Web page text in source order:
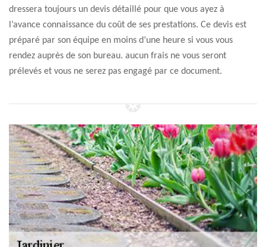
dressera toujours un devis détaillé pour que vous ayez à
l’avance connaissance du coût de ses prestations. Ce devis est
préparé par son équipe en moins d’une heure si vous vous
rendez auprès de son bureau. aucun frais ne vous seront
prélevés et vous ne serez pas engagé par ce document.